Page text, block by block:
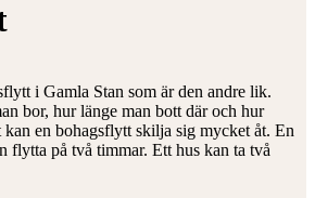
i Gamla Stan som är den andre lik.
bor, hur länge man bott där och hur
kan en bohagsflytt skilja sig mycket åt. En
flytta på två timmar. Ett hus kan ta två